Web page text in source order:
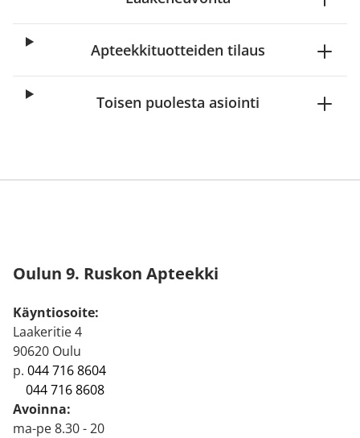
Apteekkituotteiden tilaus
Toisen puolesta asiointi
Oulun 9. Ruskon Apteekki
Käyntiosoite:
Laakeritie 4
90620 Oulu
p. 044 716 8604
044 716 8608
Avoinna:
ma-pe 8.30 - 20